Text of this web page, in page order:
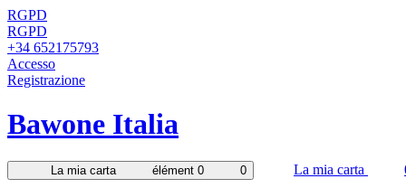
RGPD
RGPD
+34 652175793
Accesso
Registrazione
Bawone Italia
La mia carta élément 0 0 La mia carta